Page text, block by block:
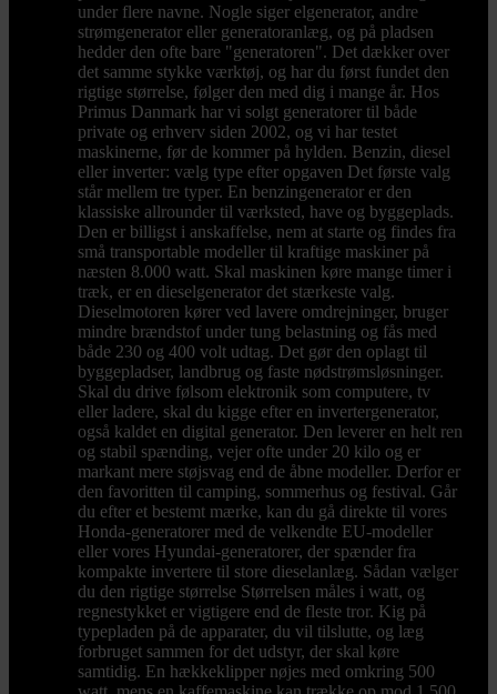
under flere navne. Nogle siger elgenerator, andre
strømgenerator eller generatoranlæg, og på pladsen
hedder den ofte bare "generatoren". Det dækker over
det samme stykke værktøj, og har du først fundet den
rigtige størrelse, følger den med dig i mange år. Hos
Primus Danmark har vi solgt generatorer til både
private og erhverv siden 2002, og vi har testet
maskinerne, før de kommer på hylden. Benzin, diesel
eller inverter: vælg type efter opgaven Det første valg
står mellem tre typer. En benzingenerator er den
klassiske allrounder til værksted, have og byggeplads.
Den er billigst i anskaffelse, nem at starte og findes fra
små transportable modeller til kraftige maskiner på
næsten 8.000 watt. Skal maskinen køre mange timer i
træk, er en dieselgenerator det stærkeste valg.
Dieselmotoren kører ved lavere omdrejninger, bruger
mindre brændstof under tung belastning og fås med
både 230 og 400 volt udtag. Det gør den oplagt til
byggepladser, landbrug og faste nødstrømsløsninger.
Skal du drive følsom elektronik som computere, tv
eller ladere, skal du kigge efter en invertergenerator,
også kaldet en digital generator. Den leverer en helt ren
og stabil spænding, vejer ofte under 20 kilo og er
markant mere støjsvag end de åbne modeller. Derfor er
den favoritten til camping, sommerhus og festival. Går
du efter et bestemt mærke, kan du gå direkte til vores
Honda-generatorer med de velkendte EU-modeller
eller vores Hyundai-generatorer, der spænder fra
kompakte invertere til store dieselanlæg. Sådan vælger
du den rigtige størrelse Størrelsen måles i watt, og
regnestykket er vigtigere end de fleste tror. Kig på
typepladen på de apparater, du vil tilslutte, og læg
forbruget sammen for det udstyr, der skal køre
samtidig. En hækkeklipper nøjes med omkring 500